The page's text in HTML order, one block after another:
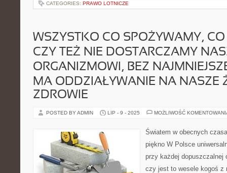
CATEGORIES: PRAWO LOTNICZE
WSZYSTKO CO SPOŻYWAMY,
CZY TEŻ NIE DOSTARCZAMY
ORGANIZMOWI, BEZ
MA ODDZIAŁYWANIE NA NASZE
ZDROWIE
POSTED BY ADMIN LIP - 9 - 2025 MOŻLIWOŚĆ
Światem w obecnych
piękno W Polsce
przy każdej dopuszczalnej
czy jest to wesele kogoś z